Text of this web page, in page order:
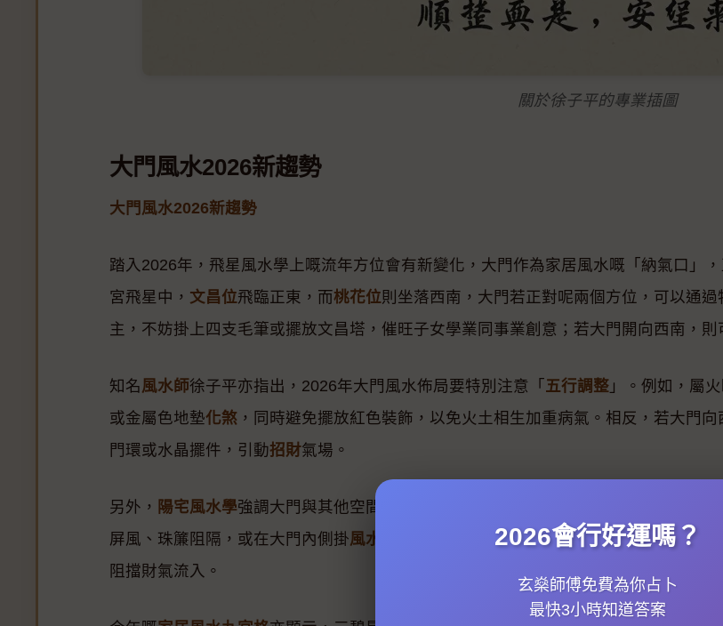
關於徐子平的專業插圖
大門風水2026新趨勢
大門風水2026新趨勢
踏入2026年，飛星風水學上嘅流年方位會有新變化，大門作為家居風水嘅「納氣口」
宮飛星中， 文昌位飛臨正東，而桃花位則坐落西南，大門若正對呢兩個方位，可以通過
主，不妨掛上四支毛筆或擺放文昌塔，催旺子女學業同事業創意；若大門開向西南，
知名風水師徐子平亦指出，2026年大門風水佈局要特別注意「 五行調整 」。例如，屬
或金屬色地墊化煞 ，同時避免擺放紅色裝飾，以免火土相生加重病氣。相反，若大門
門環或水晶擺件，引動招財氣場。
另外， 陽宅風水學強調大門與其他空間嘅互動禁忌。2026年要避免大門直沖廚房或廁
屏風、珠簾阻隔，或在大門內側掛風水
葫蘆化解沖煞。同時，大門外嘅明堂位（即門
阻擋財氣流入。
2026會行好運嗎？
玄燊師傅免費為你占卜
最快3小時知道答案